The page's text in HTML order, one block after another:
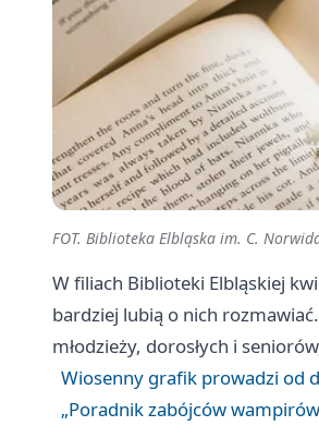
FOT. Biblioteka Elbląska im. C.
W filiach Biblioteki Elbląskiej
bardziej lubią o nich
młodzieży, dorosłych i
Wiosenny grafik prowadzi od
„Poradnik zabójców